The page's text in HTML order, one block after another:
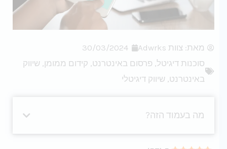
מאת:צוות Adwrks
30/03/2024
סוכנות דיגיטל,פרסום באינטרנט,קידום ממומן,שיווק
באינטרנט,שיווק דיגיטלי
מה בעמוד הזה?